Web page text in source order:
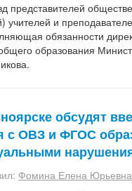
представителей
учителей и
обязанности
образования
обсудят
с ОВЗ и ФГОС
Фомина Елена Юрьевна